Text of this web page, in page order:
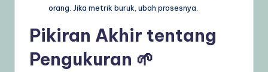
orang. Jika metrik buruk, ubah prosesnya.
Pikiran Akhir tentang
Pengukuran 🌱